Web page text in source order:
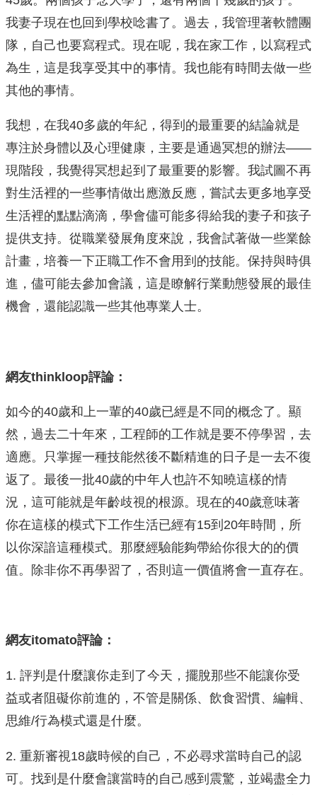
我妻子現在也回到學校唸書了。過去，我管理著軟體團
隊，自己也要寫程式。現在呢，我在家工作，以寫程式
為生，這是我享受其中的事情。我也能有時間去做一些
其他的事情。
我想，在我40多歲的年紀，得到的最重要的結論就是
專注於身體以及心理健康，主要是通過冥想的辦法——
現階段，我覺得冥想起到了最重要的影響。我試圖不再
對生活裡的一些事情做出應激反應，嘗試去更多地享受
生活裡的點點滴滴，學會儘可能多得給我的妻子和孩子
提供支持。從職業發展角度來說，我會試著做一些業餘
計畫，培養一下正職工作不會用到的技能。保持與時俱
進，儘可能去參加會議，這是瞭解行業動態發展的最佳
機會，還能認識一些其他專業人士。
網友thinkloop評論：
如今的40歲和上一輩的40歲已經是不同的概念了。顯
然，過去二十年來，工程師的工作就是要不停學習，去
適應。只掌握一種技能然後不斷精進的日子是一去不復
返了。最後一批40歲的中年人也許不知曉這樣的情
況，這可能就是年齡歧視的根源。現在的40歲意味著
你在這樣的模式下工作生活已經有15到20年時間，所
以你深諳這種模式。那麼經驗能夠帶給你很大的的價
值。除非你不再學習了，否則這一價值將會一直存在。
網友itomato評論：
1. 評判是什麼讓你走到了今天，擺脫那些不能讓你受
益或者阻礙你前進的，不管是關係、飲食習慣、編輯、
思維/行為模式還是什麼。
2. 重新審視18歲時候的自己，不必尋求當時自己的認
可。找到是什麼會讓當時的自己感到震驚，並竭盡全力